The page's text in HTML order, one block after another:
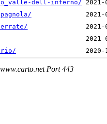
dell-inferno/
Port 443